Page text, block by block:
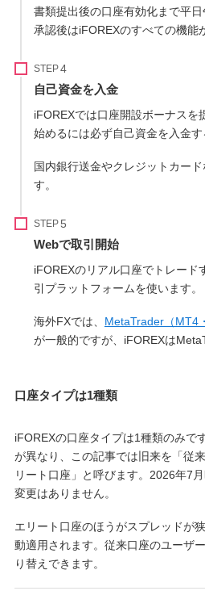
書類提出後の口座有効化まで平日
承認後はiFOREXのすべての機能
STEP
自己資金を入金
iFOREXでは口座開設ボーナスを
始めるには必ず自己資金を入金す
国内銀行送金やクレジットカー
す。
STEP
Webで取引開始
iFOREXのリアル口座でトレード
引プラットフォームを使います。
海外FXでは、 MetaTrader（MT4
が一般的ですが、iFOREXは
口座タイプは1種類
iFOREXの口座タイプは1種類のみで
が異なり、この記事では旧来を「従
リート口座」と呼びます。2026年7
変更はありません。
エリート口座のほうがスプレッドが
動適用されます。従来口座のユーザ
り替えできます。